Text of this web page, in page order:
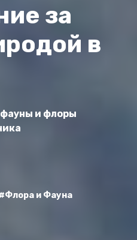
за
в
и флоры
#Флора и Фауна